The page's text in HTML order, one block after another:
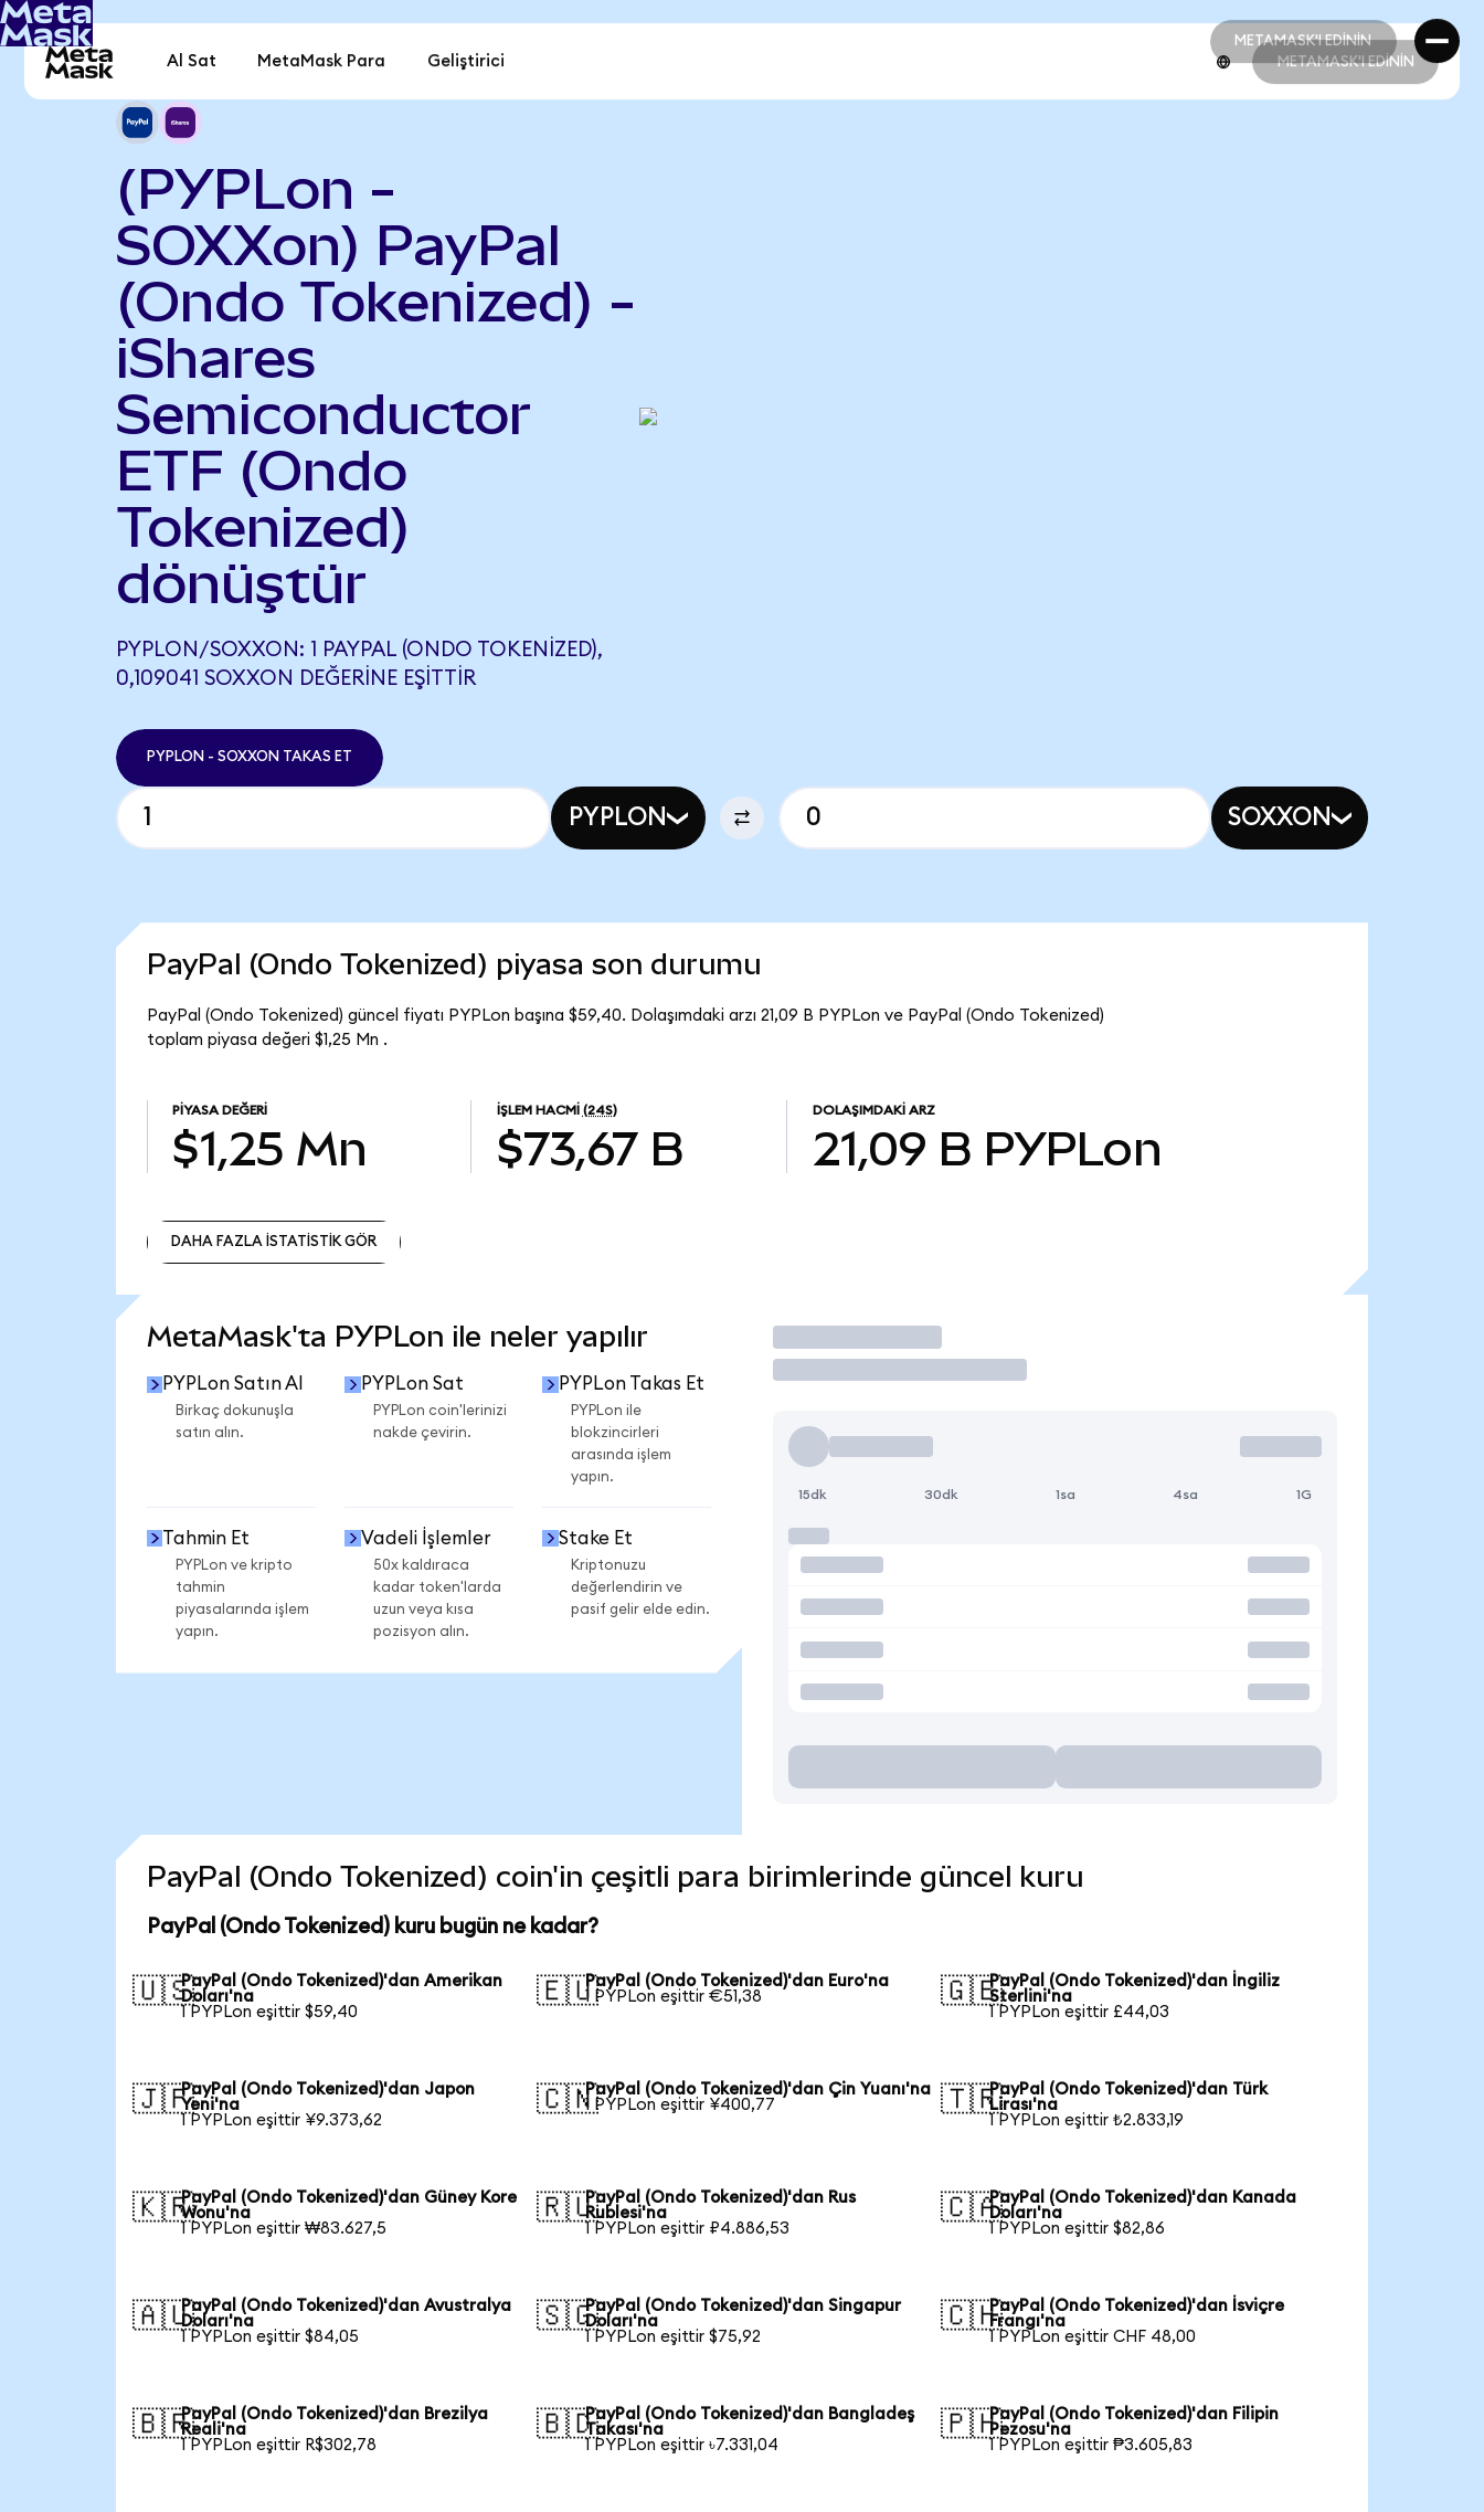
METAMASK'I EDİNİN
METAMASK'I EDİNİN
Al Sat MetaMask Para Geliştirici METAMASK'I EDİNİN
(PYPLon -
SOXXon) PayPal
(Ondo Tokenized) -
iShares
Semiconductor
ETF (Ondo
Tokenized)
dönüştür
PYPLON/SOXXON: 1 PAYPAL (ONDO TOKENIZED),
0,109041 SOXXON DEĞERINE EŞITTIR
PYPLON - SOXXON TAKAS ET
PYPLON SOXXON
PayPal (Ondo Tokenized) piyasa son durumu
PayPal (Ondo Tokenized) güncel fiyatı PYPLon başına $59,40. Dolaşımdaki arzı 21,09 B PYPLon ve PayPal (Ondo Tokenized)
toplam piyasa değeri $1,25 Mn .
PIYASA DEĞERI
$1,25 Mn
İŞLEM HACMI (24S)
$73,67 B
DOLAŞIMDAKI ARZ
21,09 B PYPLon
DAHA FAZLA İSTATİSTİK GÖR
MetaMask'ta PYPLon ile neler yapılır
PYPLon Satın Al
Birkaç dokunuşla
satın alın.
PYPLon Sat
PYPLon coin'lerinizi
nakde çevirin.
PYPLon Takas Et
PYPLon ile
blokzincirleri
arasında işlem
yapın.
Tahmin Et
PYPLon ve kripto
tahmin
piyasalarında işlem
yapın.
Vadeli İşlemler
50x kaldıraca
kadar token'larda
uzun veya kısa
pozisyon alın.
Stake Et
Kriptonuzu
değerlendirin ve
pasif gelir elde edin.
İşlem Yap
15dk 30dk 1sa 4sa 1G
PayPal (Ondo Tokenized) coin'in çeşitli para birimlerinde güncel kuru
PayPal (Ondo Tokenized) kuru bugün ne kadar?
🇺🇸PayPal (Ondo Tokenized)'dan Amerikan
Doları'na
1 PYPLon eşittir $59,40
🇪🇺PayPal (Ondo Tokenized)'dan Euro'na
1 PYPLon eşittir €51,38
🇬🇧PayPal (Ondo Tokenized)'dan İngiliz
Sterlini'na
1 PYPLon eşittir £44,03
🇯🇵PayPal (Ondo Tokenized)'dan Japon
Yeni'na
1 PYPLon eşittir ¥9.373,62
🇨🇳PayPal (Ondo Tokenized)'dan Çin Yuanı'na
1 PYPLon eşittir ¥400,77
🇹🇷PayPal (Ondo Tokenized)'dan Türk
Lirası'na
1 PYPLon eşittir ₺2.833,19
🇰🇷PayPal (Ondo Tokenized)'dan Güney Kore
Wonu'na
1 PYPLon eşittir ₩83.627,5
🇷🇺PayPal (Ondo Tokenized)'dan Rus
Rublesi'na
1 PYPLon eşittir ₽4.886,53
🇨🇦PayPal (Ondo Tokenized)'dan Kanada
Doları'na
1 PYPLon eşittir $82,86
🇦🇺PayPal (Ondo Tokenized)'dan Avustralya
Doları'na
1 PYPLon eşittir $84,05
🇸🇬PayPal (Ondo Tokenized)'dan Singapur
Doları'na
1 PYPLon eşittir $75,92
🇨🇭PayPal (Ondo Tokenized)'dan İsviçre
Frangı'na
1 PYPLon eşittir CHF 48,00
🇧🇷PayPal (Ondo Tokenized)'dan Brezilya
Reali'na
1 PYPLon eşittir R$302,78
🇧🇩PayPal (Ondo Tokenized)'dan Bangladeş
Takası'na
1 PYPLon eşittir ৳7.331,04
🇵🇭PayPal (Ondo Tokenized)'dan Filipin
Pezosu'na
1 PYPLon eşittir ₱3.605,83